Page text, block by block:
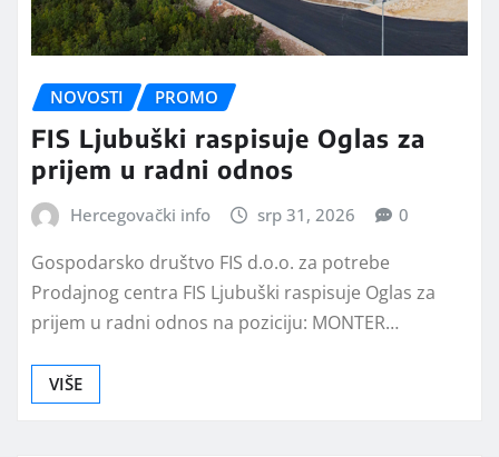
NOVOSTI PROMO
FIS Ljubuški raspisuje Oglas za
prijem u radni odnos
Hercegovački info srp 31, 2026 0
Gospodarsko društvo FIS d.o.o. za potrebe
Prodajnog centra FIS Ljubuški raspisuje Oglas za
prijem u radni odnos na poziciju: MONTER…
VIŠE